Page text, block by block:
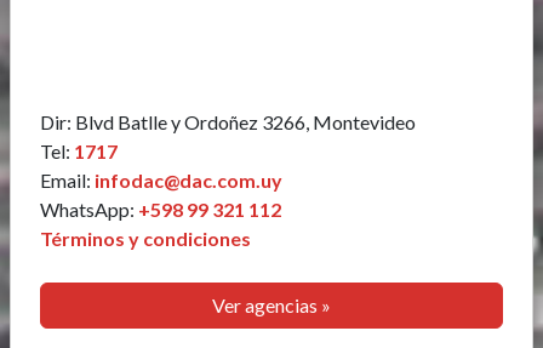
Dir: Blvd Batlle y Ordoñez 3266, Montevideo
Tel: 1717
Email: infodac@dac.com.uy
WhatsApp: +598 99 321 112
Términos y condiciones
Ver agencias »